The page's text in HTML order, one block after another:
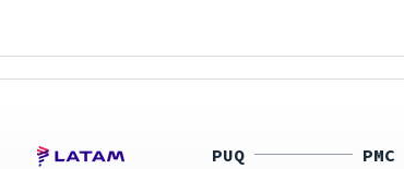
PUQ PMC